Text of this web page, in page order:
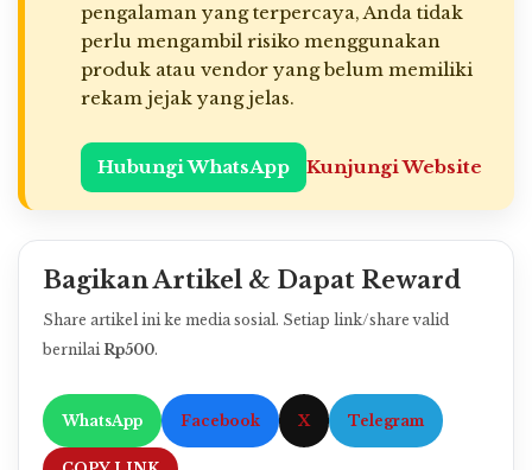
pengalaman yang terpercaya, Anda tidak
perlu mengambil risiko menggunakan
produk atau vendor yang belum memiliki
rekam jejak yang jelas.
Hubungi WhatsApp Kunjungi Website
Bagikan Artikel & Dapat Reward
Share artikel ini ke media sosial. Setiap link/share valid
bernilaiRp500.
WhatsApp Facebook X Telegram